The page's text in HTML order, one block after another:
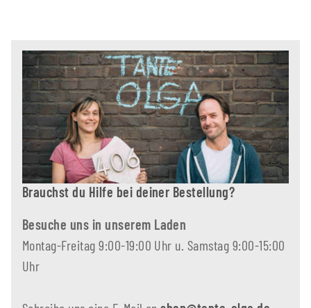
Brauchst du Hilfe bei deiner Bestellung?
Besuche uns in unserem Laden
Montag-Freitag 9:00-19:00 Uhr u. Samstag 9:00-15:00
Uhr